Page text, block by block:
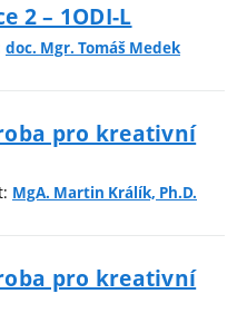
2 – 1ODI-L
doc. Mgr. Tomáš Medek
pro kreativní
MgA. Martin Králík, Ph.D.
pro kreativní